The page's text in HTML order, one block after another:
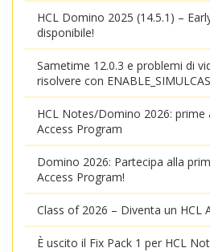
HCL Domino 2025 (14.5.1) –
disponibile!
Sametime 12.0.3 e problemi di
risolvere con
HCL Notes/Domino 2026: prime
Access Program
Domino 2026: Partecipa alla
Access Program!
Class of 2026 – Diventa un HCL
È uscito il Fix Pack 1 per HCL